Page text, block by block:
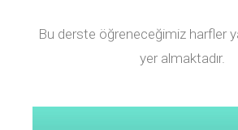
Bu derste öğreneceğimiz harfler
yer almaktadır.